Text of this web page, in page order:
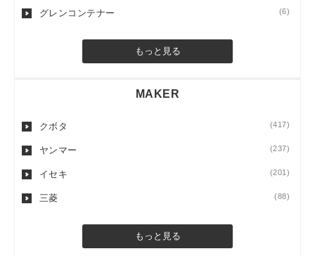
グレンコンテナー (6)
もっと見る
MAKER
クボタ (417)
ヤンマー (237)
イセキ (201)
三菱 (88)
もっと見る